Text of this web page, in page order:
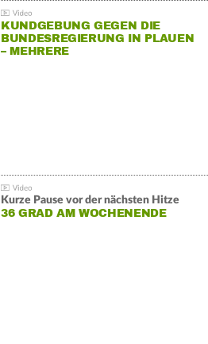
KUNDGEBUNG GEGEN DIE
BUNDESREGIERUNG IN PLAUEN
– MEHRERE
Kurze Pause vor der nächsten Hitze
36 GRAD AM WOCHENENDE